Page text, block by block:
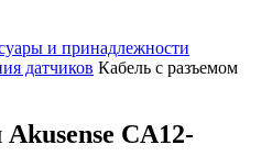
и принадлежности
датчиков Кабель с разъемом
CA12-